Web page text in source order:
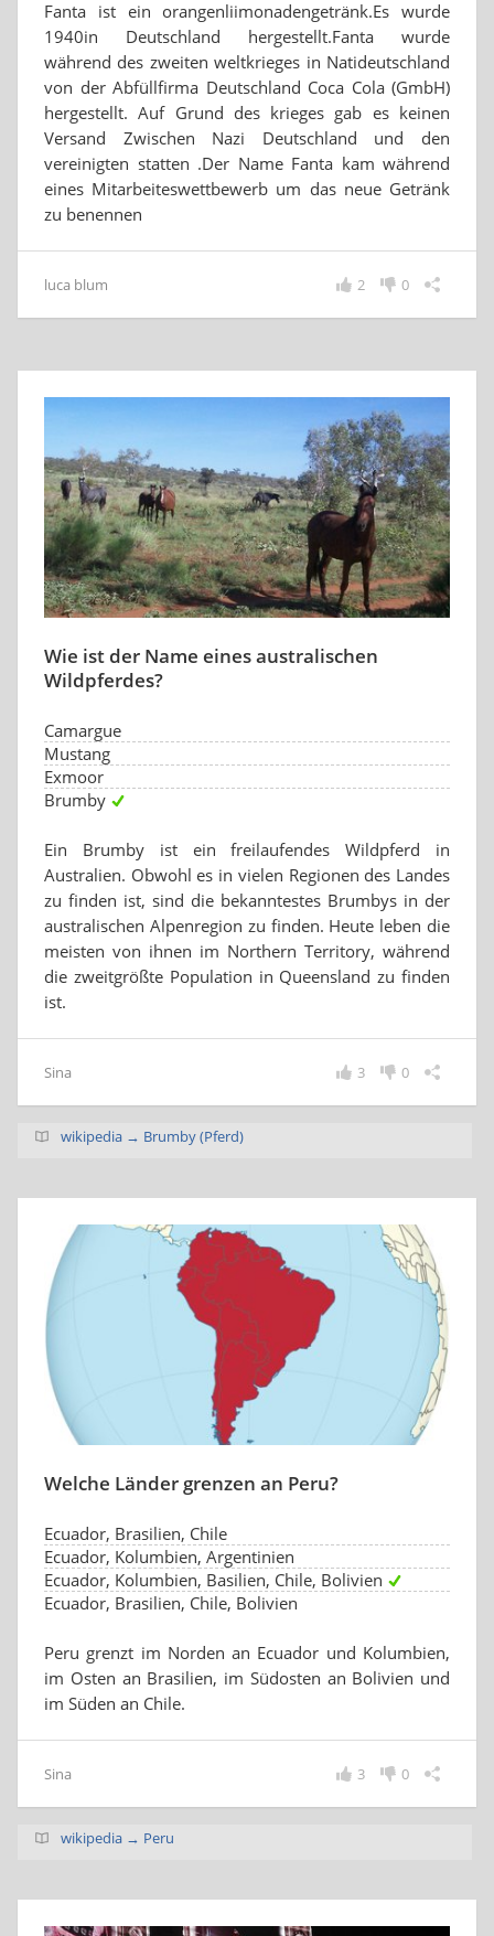
Fanta ist ein orangenliimonadengetränk.Es wurde
1940in Deutschland hergestellt.Fanta wurde
während des zweiten weltkrieges in Natideutschland
von der Abfüllfirma Deutschland Coca Cola (GmbH)
hergestellt. Auf Grund des krieges gab es keinen
Versand Zwischen Nazi Deutschland und den
vereinigten statten .Der Name Fanta kam während
eines Mitarbeiteswettbewerb um das neue Getränk
zu benennen
luca blum 0
2
Wie ist der Name eines australischen
Wildpferdes?
Camargue
Mustang
Exmoor
Brumby
Ein Brumby ist ein freilaufendes Wildpferd in
Australien. Obwohl es in vielen Regionen des Landes
zu finden ist, sind die bekanntestes Brumbys in der
australischen Alpenregion zu finden. Heute leben die
meisten von ihnen im Northern Territory, während
die zweitgrößte Population in Queensland zu finden
ist.
Sina 0
3
wikipedia → Brumby (Pferd)
Welche Länder grenzen an Peru?
Ecuador, Brasilien, Chile
Ecuador, Kolumbien, Argentinien
Ecuador, Kolumbien, Basilien, Chile, Bolivien
Ecuador, Brasilien, Chile, Bolivien
Peru grenzt im Norden an Ecuador und Kolumbien,
im Osten an Brasilien, im Südosten an Bolivien und
im Süden an Chile.
Sina 0
3
wikipedia → Peru